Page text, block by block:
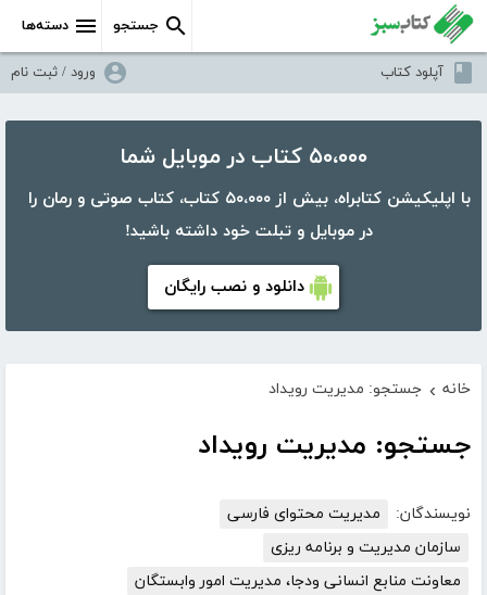
دسته‌ها جستجو
آپلود کتاب ورود / ثبت نام
۵۰،۰۰۰ کتاب در موبایل شما
با اپلیکیشن کتابراه، بیش از ۵۰،۰۰۰ کتاب، کتاب صوتی و رمان را
در موبایل و تبلت خود داشته باشید!
دانلود و نصب رایگان
خانه › جستجو: مدیریت رویداد
جستجو: مدیریت رویداد
نویسندگان:
مدیریت محتوای فارسی
سازمان مدیریت و برنامه ریزی
معاونت منابع انسانی ودجا، مدیریت امور وابستگان